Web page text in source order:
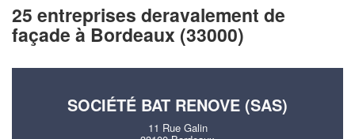
25 entreprises deravalement de
façade à Bordeaux (33000)
SOCIÉTÉ BAT RENOVE (SAS)
11 Rue Galin